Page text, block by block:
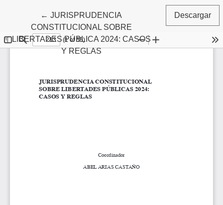
←Volver a los detalles del artículo
JURISPRUDENCIA
CONSTITUCIONAL SOBRE
LIBERTADES PÚBLICA 2024: CASOS
Y REGLAS
Descargar